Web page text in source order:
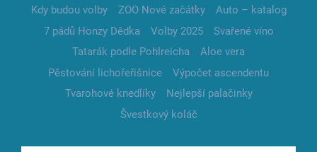
Kdy budou volby
ZOO Nové začátky
Auto – katalog
7 pádů Honzy Dědka
Volby 2025
Svařené víno
Tatarák podle Pohlreicha
Aloe vera
Pěstování lichořeřišnice
Výpočet ascendentu
Tvarohové knedlíky
Nejlepší palačinky
Švestkový koláč